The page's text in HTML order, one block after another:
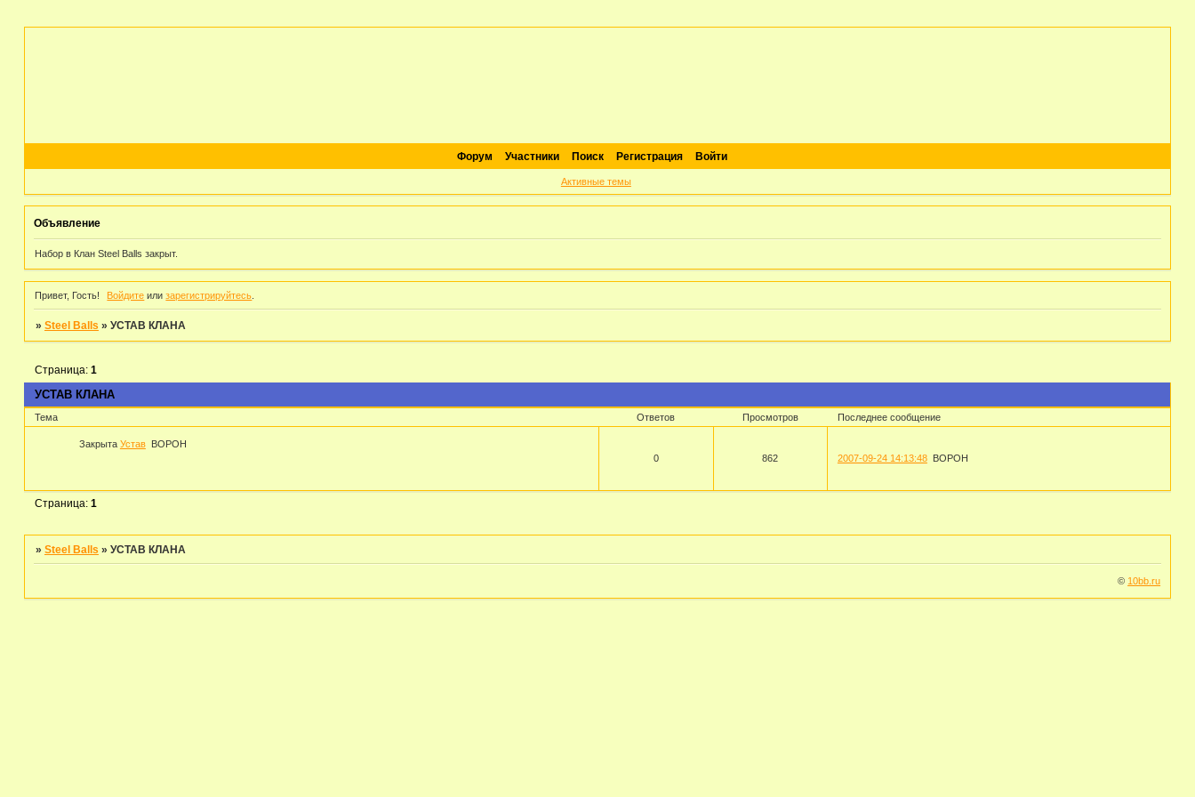
Форум Участники Поиск Регистрация Войти
Активные темы
Объявление
Набор в Клан Steel Balls закрыт.
Привет, Гость! Войдите илизарегистрируйтесь
» Steel Balls » УСТАВ КЛАНА
УСТАВ КЛАНА
Страница: 1
Тема Ответов Просмотров Последнее сообщение
Закрыта Устав BOPOH
0
862 2007-09-24 14:13:48 BOPOH
Страница: 1
» Steel Balls » УСТАВ КЛАНА
© 10bb.ru